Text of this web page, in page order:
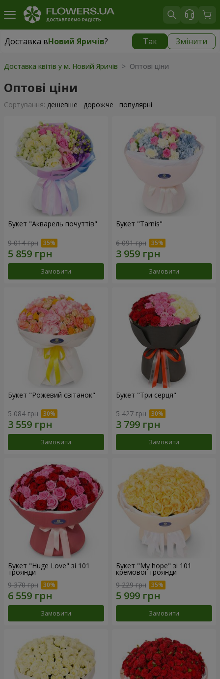
Доставка вНовий Яричів? Так Змінити
Доставка вНовий Яричів| безкоштовно
Доставка квітів у м. Новий Яричів > Оптові ціни
Оптові ціни
Сортування: дешевше дорожче популярні
Букет "Акварель почуттів"
9 014 грн
Замовити
Букет "Tarnis"
6 091 грн
Замовити
Букет "Рожевий світанок"
5 084 грн
Замовити
Букет "Три серця"
5 427 грн
Замовити
Букет "Huge Love" зі 101
троянди
9 370 грн
Замовити
Букет "My hope" зі 101
кремової троянди
9 229 грн
Замовити